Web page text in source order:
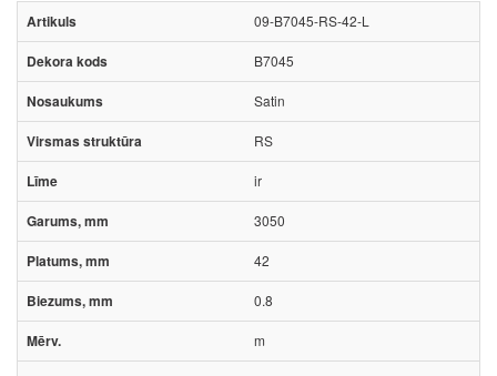
09-B7045-RS-42-L
B7045
Satin
RS
ir
3050
42
0.8
m